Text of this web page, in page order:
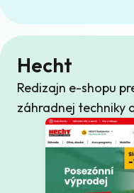
Hecht
Redizajn e-shopu
záhradnej techniky